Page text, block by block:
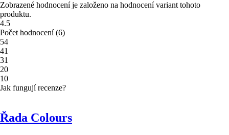
Zobrazené hodnocení je založeno na hodnocení variant tohoto
produktu.
4.5
Počet hodnocení(6)
54
41
31
20
10
Jak fungují recenze?
Řada Colours